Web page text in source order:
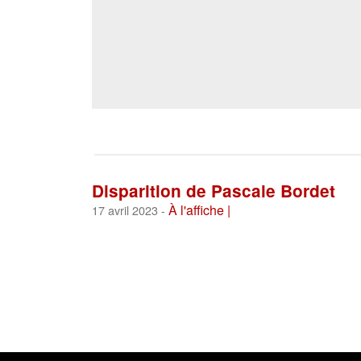
Disparition de Pascale Bordet
17 avril 2023 - À l'affiche |